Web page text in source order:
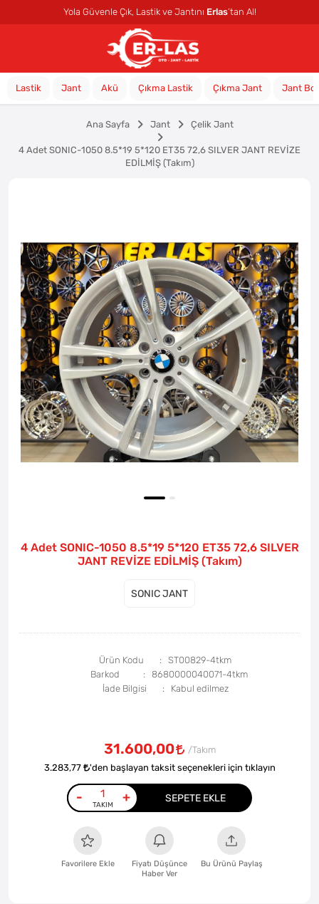
Yola Güvenle Çık, Lastik ve Jantını Erlas’tan Al!
Lastik Jant Akü Çıkma Lastik Çıkma Jant Jant
Ana Sayfa Jant Çelik Jant
4 Adet SONIC-1050 8.5*19 5*120 ET35 72,6 SILVER JANT REVİZE
EDİLMİŞ (Takım)
4 Adet SONIC-1050 8.5*19 5*120 ET35 72,6 SILVER
JANT REVİZE EDİLMİŞ (Takım)
SONIC JANT
Ürün Kodu
ST00829-4tkm
Barkod
8680000040071-4tkm
İade Bilgisi
31.600,00
3.283,77 'den başlayan taksit seçenekleri için tıklayın
- + SEPETE EKLE
Favorilere Ekle
Fiyatı Düşünce
Haber Ver
Bu Ürünü Paylaş